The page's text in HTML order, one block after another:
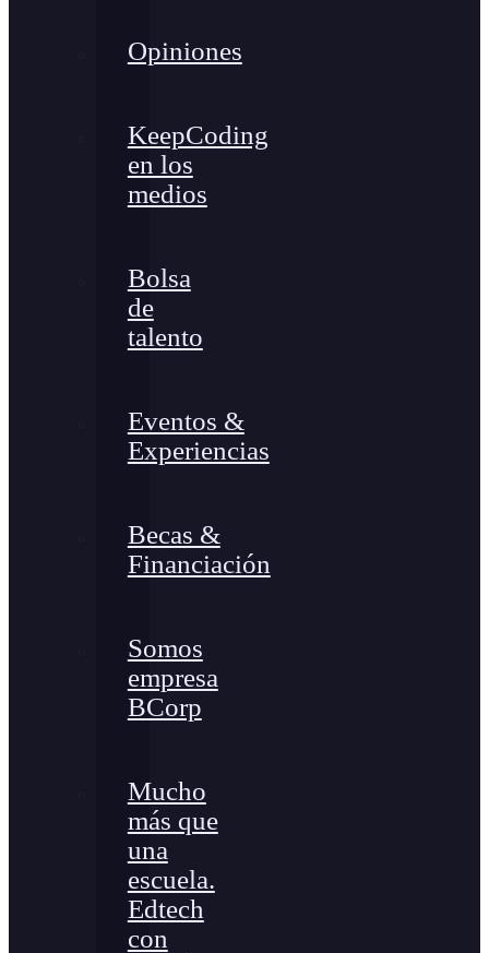
Opiniones
KeepCoding
en los
medios
Bolsa
de
talento
Eventos &
Experiencias
Becas &
Financiación
Somos
empresa
BCorp
Mucho
más que
una
escuela.
Edtech
con